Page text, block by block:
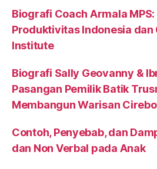
Biografi Coach Armala MPS:
Produktivitas Indonesia dan
Institute
Biografi Sally Geovanny &
Pasangan Pemilik Batik
Membangun Warisan
Contoh, Penyebab, dan
dan Non Verbal pada Anak